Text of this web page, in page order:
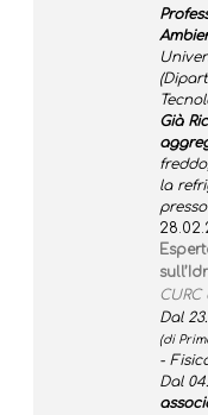
Già
la
Dal
(di
-
Dal